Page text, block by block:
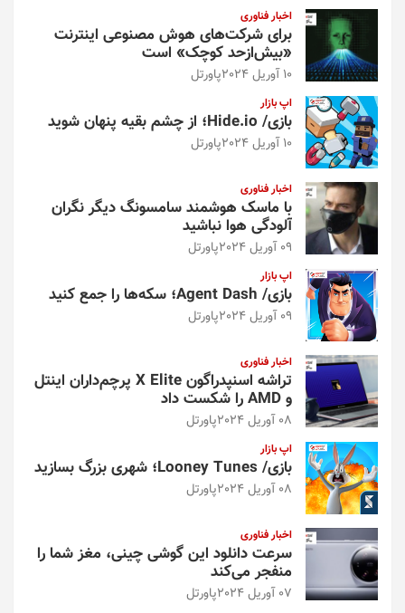
اخبار فناوری
برای شرکت‌های هوش مصنوعی اینترنت
«بیش‌از‌حد کوچک» است
10 آوریل 2024 پاورتل
اپ بازار
بازی/ Hide.io؛ از چشم بقیه پنهان شوید
10 آوریل 2024 پاورتل
اخبار فناوری
با ماسک هوشمند سامسونگ دیگر نگران
آلودگی هوا نباشید
09 آوریل 2024 پاورتل
اپ بازار
بازی/ Agent Dash؛ سکه‌ها را جمع کنید
09 آوریل 2024 پاورتل
اخبار فناوری
تراشه اسنپدراگون X Elite پرچم‌داران اینتل
و AMD را شکست داد
08 آوریل 2024 پاورتل
اپ بازار
بازی/ Looney Tunes؛ شهری بزرگ بسازید
08 آوریل 2024 پاورتل
اخبار فناوری
سرعت دانلود این گوشی چینی، مغز شما را
منفجر می‌کند
07 آوریل 2024 پاورتل